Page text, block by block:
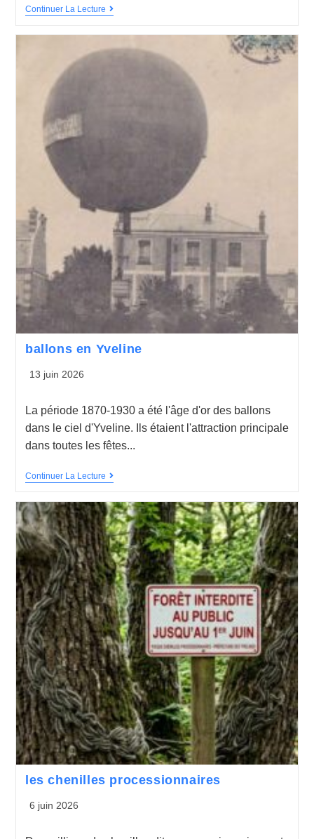
Continuer La Lecture
ballons en Yveline
13 juin 2026
La période 1870-1930 a été l'âge d'or des ballons
dans le ciel d'Yveline. Ils étaient l'attraction principale
dans toutes les fêtes...
Continuer La Lecture
les chenilles processionnaires
6 juin 2026